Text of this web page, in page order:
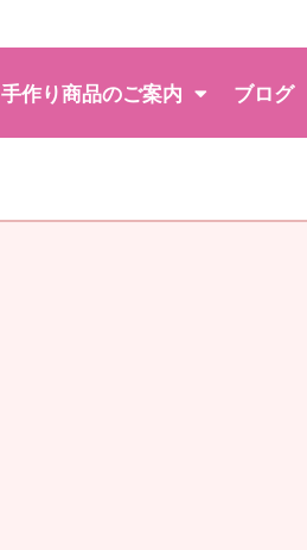
手作り商品のご案内 ブログ